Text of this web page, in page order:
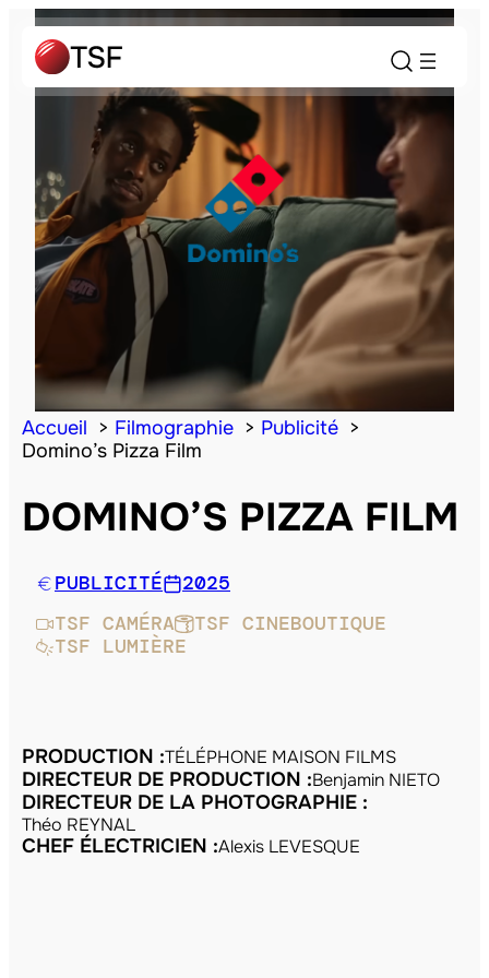
Accueil Filmographie
Publicité
Domino’s Pizza Film
DOMINO’S PIZZA FILM
PUBLICITÉ
2025
TSF CAMÉRA
TSF CINEBOUTIQUE
TSF LUMIÈRE
PRODUCTION :TÉLÉPHONE MAISON FILMS
DIRECTEUR DE PRODUCTION :Benjamin NIETO
DIRECTEUR DE LA PHOTOGRAPHIE :
Théo REYNAL
CHEF ÉLECTRICIEN :Alexis LEVESQUE